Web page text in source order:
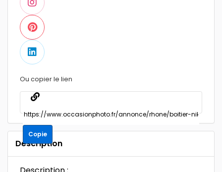
Ou copier le lien
Copie
Description